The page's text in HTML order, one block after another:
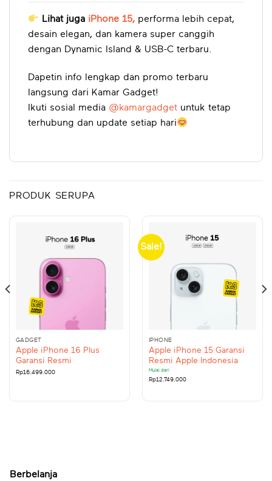
Lihat juga iPhone 15, performa lebih cepat,
desain elegan, dan kamera super canggih
dengan Dynamic Island & USB-C terbaru.
Dapetin info lengkap dan promo terbaru
langsung dari Kamar Gadget!
Ikuti sosial media @kamargadget untuk tetap
terhubung dan update setiap hari
PRODUK SERUPA
GADGET
Apple iPhone 16 Plus
Garansi Resmi
Rp16.499.000
Sale!
IPHONE
Apple iPhone 15 Garansi
Resmi Apple Indonesia
Mulai dari
Rp12.749.000
Berbelanja